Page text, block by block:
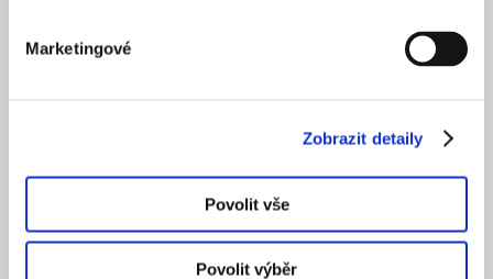
Marketingové
Zobrazit detaily
Povolit vše
Povolit výběr